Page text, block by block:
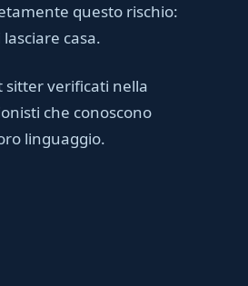
questo rischio:
casa.
sitter verificati nella
che conoscono
linguaggio.